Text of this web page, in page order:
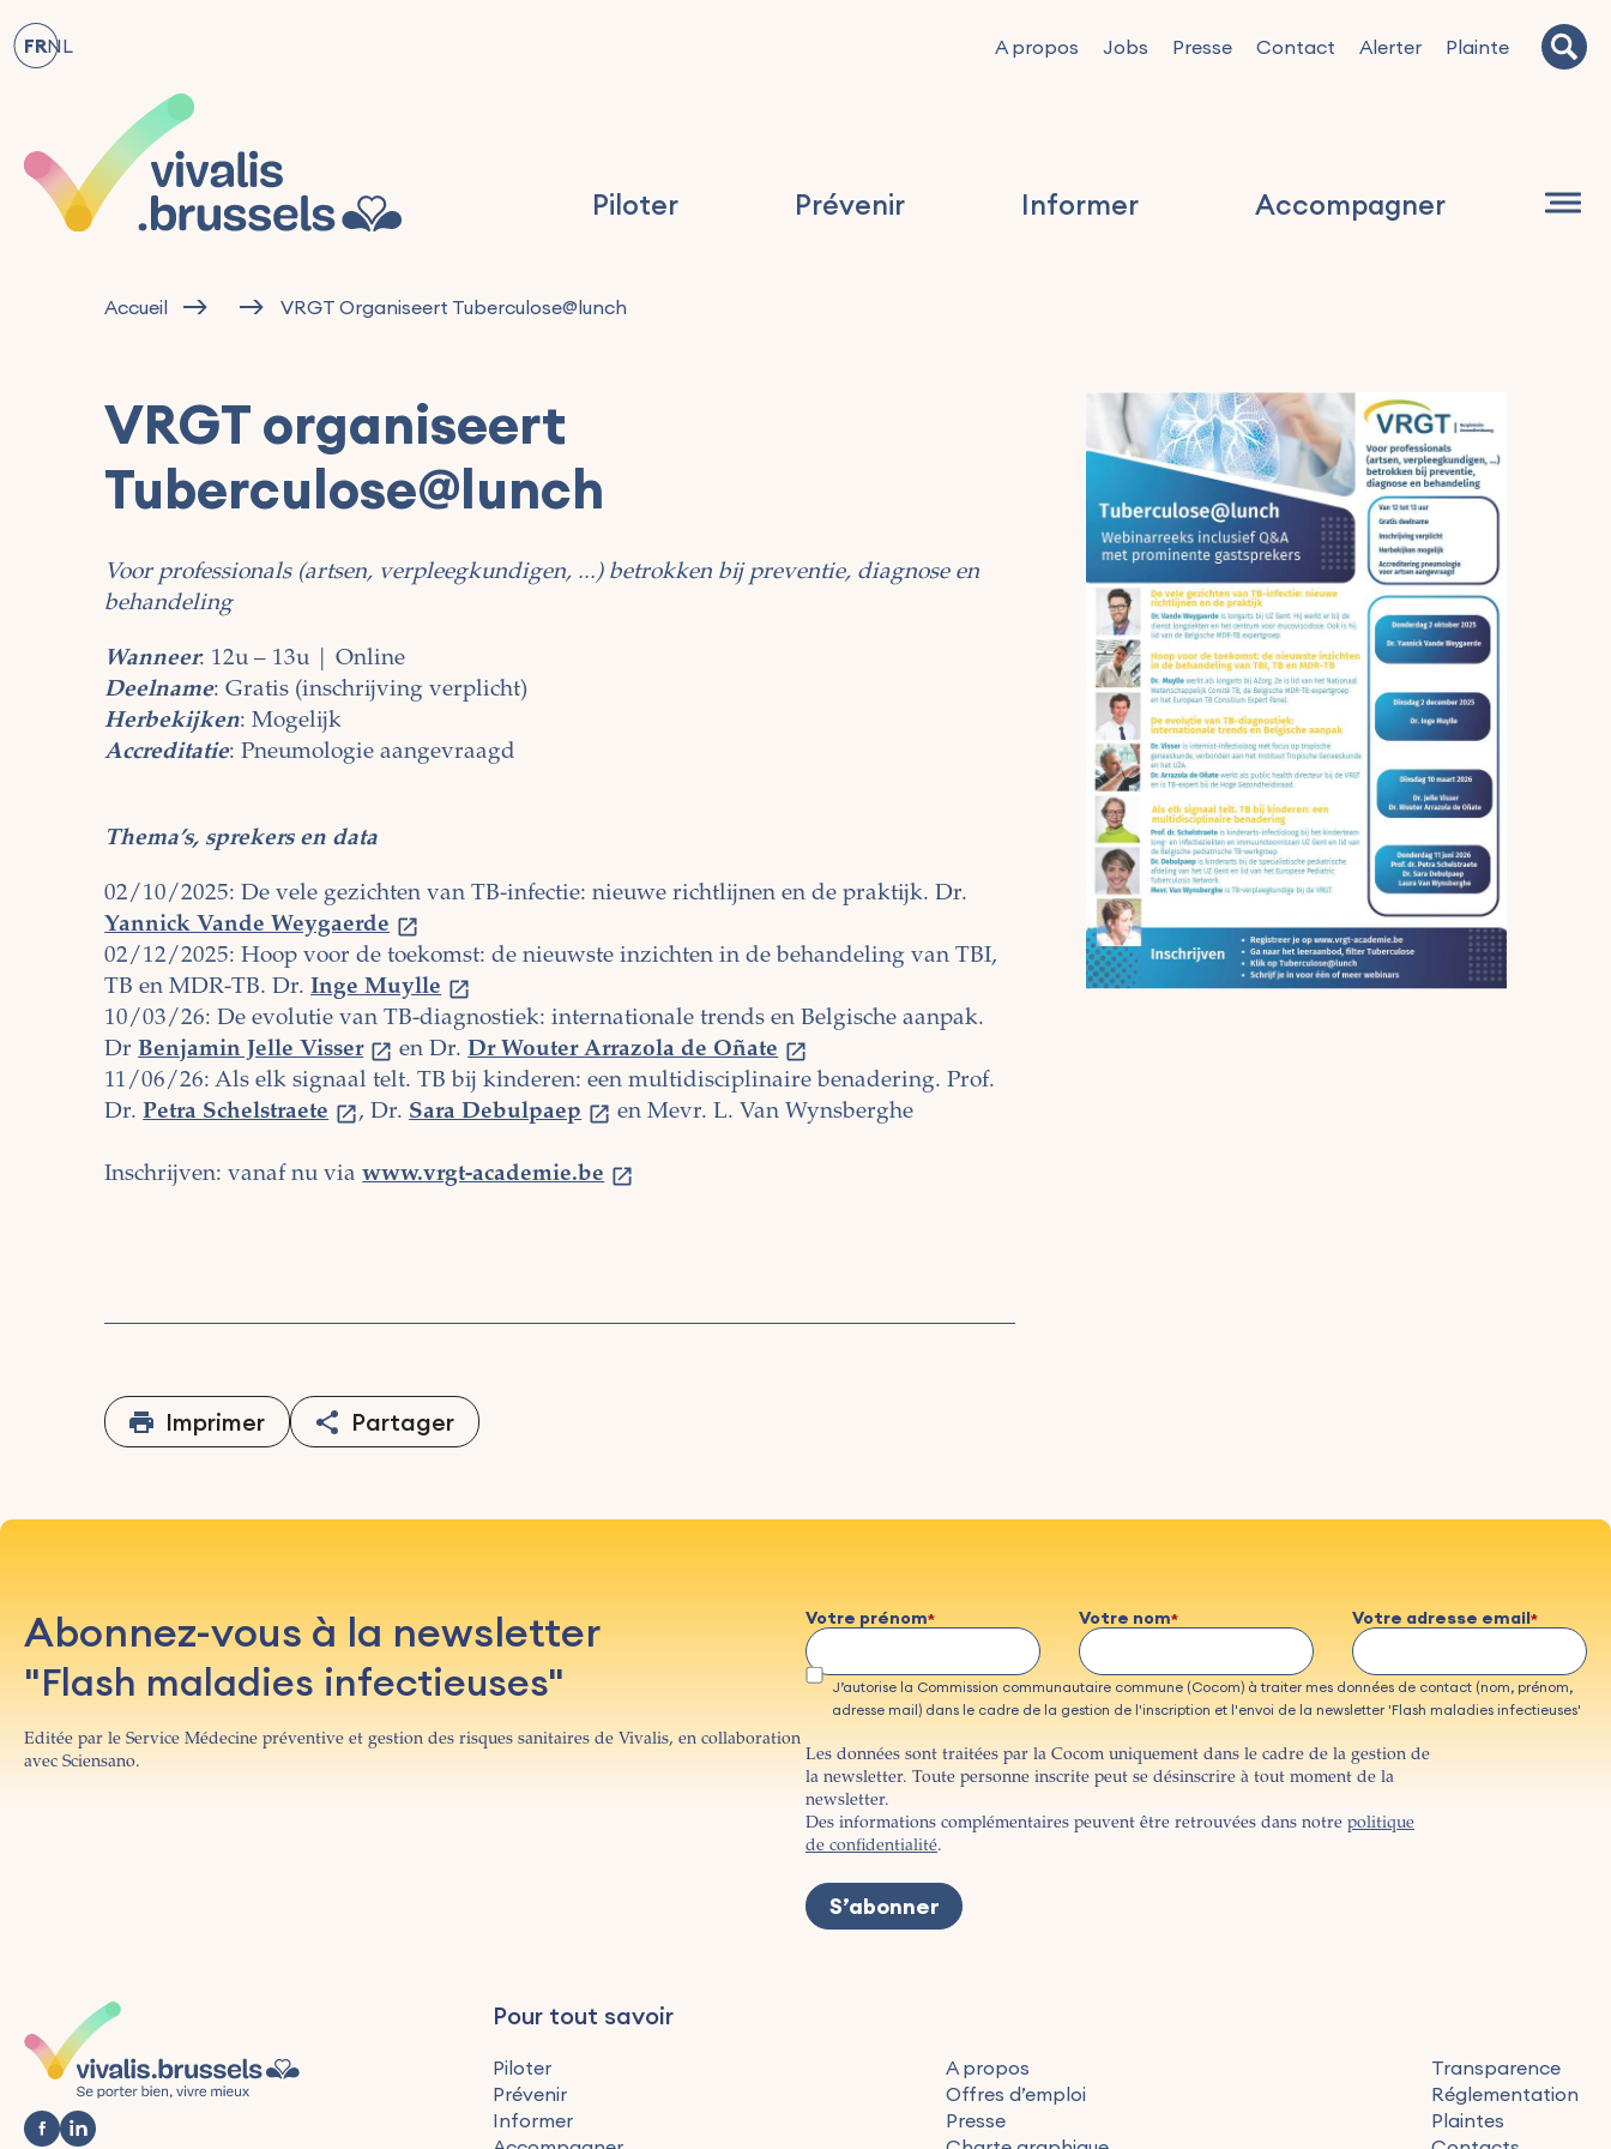
FRNL A propos Jobs Presse Contact Alerter Plainte
Piloter Prévenir Informer Accompagner
Accueil VRGT Organiseert Tuberculose@lunch
VRGT organiseert
Tuberculose@lunch
Voor professionals (artsen, verpleegkundigen, ...) betrokken bij preventie, diagnose en
behandeling
Wanneer: 12u – 13u | Online
Deelname: Gratis (inschrijving verplicht)
Herbekijken: Mogelijk
Accreditatie: Pneumologie aangevraagd
Thema’s, sprekers en data
02/10/2025: De vele gezichten van TB-infectie: nieuwe richtlijnen en de praktijk. Dr.
Yannick Vande Weygaerde
02/12/2025:Hoop voor de toekomst: de nieuwste inzichten in de behandeling van TBI,
TB en MDR-TB. Dr.Inge Muylle
10/03/26: De evolutie van TB-diagnostiek: internationale trends en Belgische aanpak.
Dr Benjamin Jelle Visser en Dr. Dr Wouter Arrazola de Oñate
11/06/26: Als elk signaal telt. TB bij kinderen: een multidisciplinaire benadering. Prof.
Dr.Petra Schelstraete , Dr. Sara Debulpaep en Mevr. L. Van Wynsberghe
Inschrijven: vanaf nu viawww.vrgt-academie.be
Imprimer Partager
Abonnez-vous à la newsletter
"Flash maladies infectieuses"
Editée par le Service Médecine préventive et gestion des risques sanitaires de Vivalis, en collaboration
avec Sciensano.
Votre prénom Votre nom Votre adresse email
J’autorise la Commission communautaire commune (Cocom) à traiter mes données de contact (nom, prénom,
adresse mail) dans le cadre de la gestion de l'inscription et l'envoi de la newsletter 'Flash maladies infectieuses'
Les données sont traitées par la Cocom uniquement dans le cadre de la gestion de
la newsletter. Toute personne inscrite peut se désinscrire à tout moment de la
newsletter.
Des informations complémentaires peuvent être retrouvées dans notre politique
de confidentialité.
Pour tout savoir
Piloter
Prévenir
Informer
A propos
Offres d’emploi
Presse
Transparence
Réglementation
Plaintes